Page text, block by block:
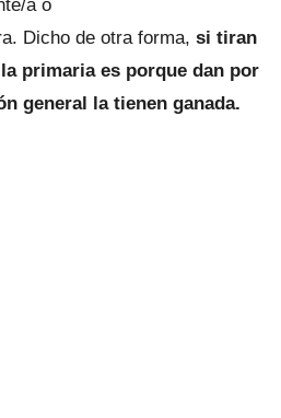
a o
Dicho de otra forma, si tiran
primaria es porque dan por
general la tienen ganada.